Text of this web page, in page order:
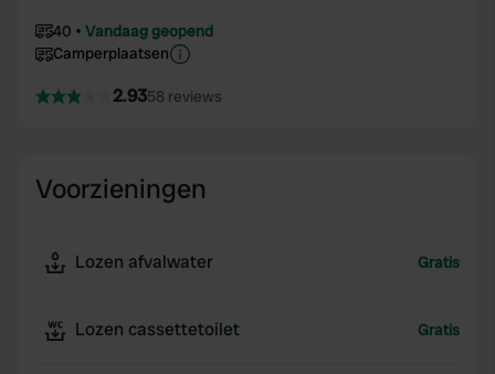
40
Vandaag geopend
Camperplaatsen
2.9358 reviews
Voorzieningen
Lozen afvalwater Gratis
Lozen cassettetoilet Gratis